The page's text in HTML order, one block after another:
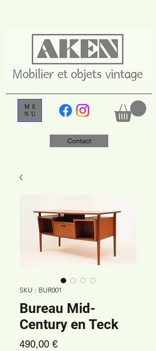
Contact
ME
NU
SKU : BUR001
Bureau Mid-
Century en Teck
490,00 €Prix